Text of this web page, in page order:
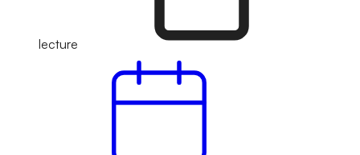
lecture